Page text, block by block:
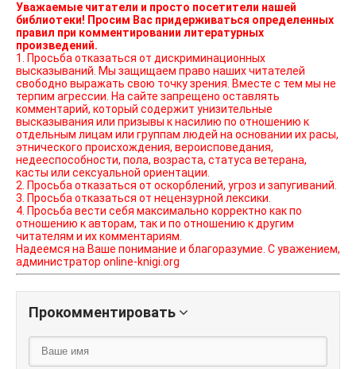
Уважаемые читатели и просто посетители нашей
библиотеки! Просим Вас придерживаться определенных
правил при комментировании литературных
произведений.
1. Просьба отказаться от дискриминационных
высказываний. Мы защищаем право наших читателей
свободно выражать свою точку зрения. Вместе с тем мы не
терпим агрессии. На сайте запрещено оставлять
комментарий, который содержит унизительные
высказывания или призывы к насилию по отношению к
отдельным лицам или группам людей на основании их расы,
этнического происхождения, вероисповедания,
недееспособности, пола, возраста, статуса ветерана,
касты или сексуальной ориентации.
2. Просьба отказаться от оскорблений, угроз и запугиваний.
3. Просьба отказаться от нецензурной лексики.
4. Просьба вести себя максимально корректно как по
отношению к авторам, так и по отношению к другим
читателям и их комментариям.
Надеемся на Ваше понимание и благоразумие. С уважением,
администратор online-knigi.org
Прокомментировать